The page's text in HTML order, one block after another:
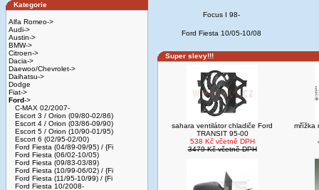
Kategorie
Alfa Romeo->
Audi->
Austin->
BMW->
Citroen->
Dacia->
Daewoo/Chevrolet->
Daihatsu->
Dodge
Fiat->
Ford->
C-MAX 02/2007-
Escort 3 / Orion (09/80-02/86)
Escort 4 / Orion (03/86-09/90)
Escort 5 / Orion (10/90-01/95)
Escort 6 (02/95-02/00)
Ford Fiesta (04/89-09/95) / {Fi
Ford Fiesta (06/02-10/05)
Ford Fiesta (09/83-03/89)
Ford Fiesta (10/99-06/02) / {Fi
Ford Fiesta (11/95-10/99) / {Fi
Ford Fiesta 10/2008-
Focus I 98-
Ford Fiesta 10/05-10/08
Super slevy!!!
sahara ventilátor chladiče Ford
TRANSIT 95-00
538 Kč včetně DPH
3479 Kč včetně DPH
mřížka